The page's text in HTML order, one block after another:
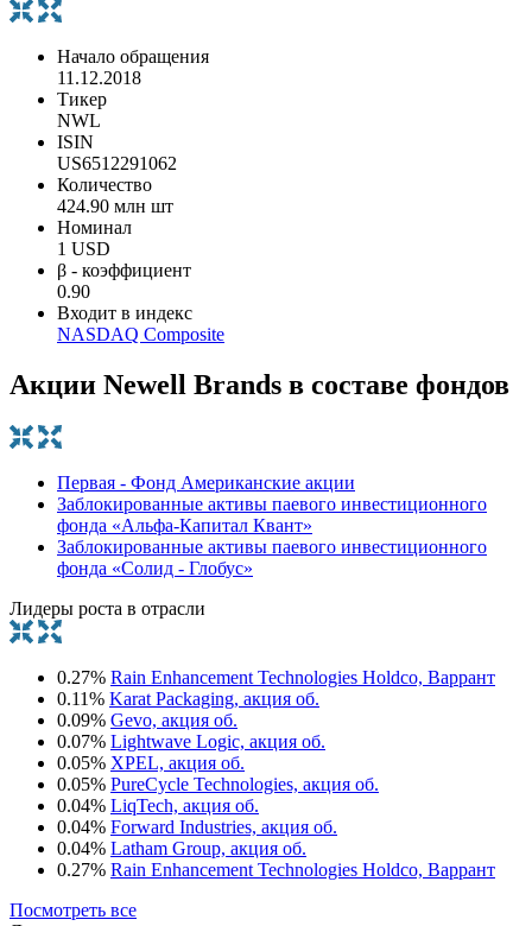
Начало обращения
11.12.2018
Тикер
NWL
ISIN
US6512291062
Количество
424.90 млн шт
Номинал
1 USD
β - коэффициент
0.90
Входит в индекс
NASDAQ Composite
Акции Newell Brands в составе фондов
Первая - Фонд Американские акции
Заблокированные активы паевого инвестиционного
фонда «Альфа-Капитал Квант»
Заблокированные активы паевого инвестиционного
фонда «Солид - Глобус»
Лидеры роста в отрасли
0.27% Rain Enhancement Technologies Holdco, Варрант
0.11% Karat Packaging, акция об.
0.09% Gevo, акция об.
0.07% Lightwave Logic, акция об.
0.05% XPEL, акция об.
0.05% PureCycle Technologies, акция об.
0.04% LiqTech, акция об.
0.04% Forward Industries, акция об.
0.04% Latham Group, акция об.
0.27% Rain Enhancement Technologies Holdco, Варрант
Посмотреть все